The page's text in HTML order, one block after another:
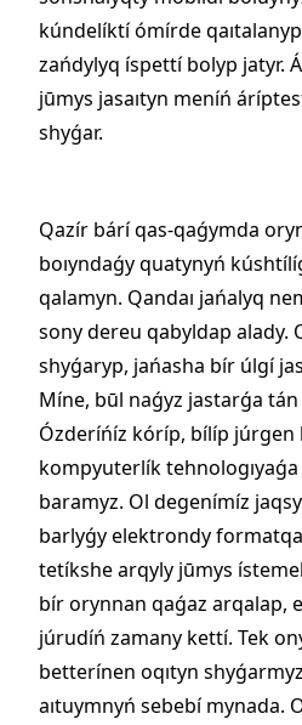
kúndelíktí ómírde
zańdylyq íspettí bolyp jatyr.
jūmys jasaıtyn meníń
shyǵar.
Qazír bárí qas-qaǵymda
boıyndaǵy quatynyń
qalamyn. Qandaı jańalyq
sony dereu qabyldap alady.
shyǵaryp, jańasha bír úlgí
Míne, būl naǵyz jastarǵa
Ózderíńíz kóríp, bílíp júrgen
kompyuterlík
baramyz. Ol degenímíz
barlyǵy elektrondy
tetíkshe arqyly jūmys
bír orynnan qaǵaz arqalap,
júrudíń zamany kettí. Tek
betterínen oqıtyn
aıtuymnyń sebebí mynada.